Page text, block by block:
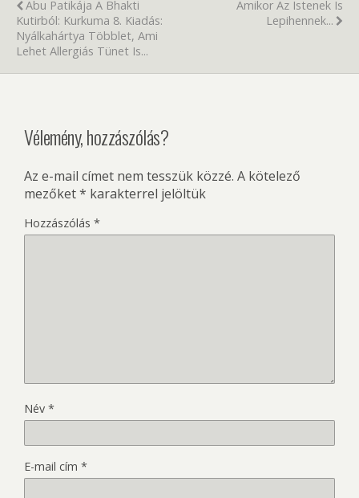
Abu Patikája A Bhakti
Kutirból: Kurkuma 8. Kiadás:
Nyálkahártya Többlet, Ami
Lehet Allergiás Tünet Is...
Amikor Az Istenek Is
Lepihennek...
Vélemény, hozzászólás?
Az e-mail címet nem tesszük közzé. A kötelező
mezőket* karakterrel jelöltük
Hozzászólás *
Név *
E-mail cím *